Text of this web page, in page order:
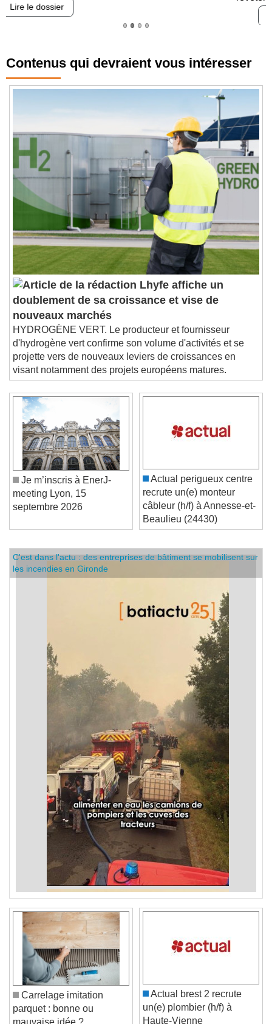
Contenus qui devraient vous intéresser
Lhyfe affiche un
doublement de sa croissance et vise de
nouveaux marchés
HYDROGÈNE VERT. Le producteur et fournisseur
d'hydrogène vert confirme son volume d'activités et se
projette vers de nouveaux leviers de croissances en
visant notamment des projets européens matures.
Je m’inscris à EnerJ-
meeting Lyon, 15
Actual perigueux centre
recrute un(e) monteur
câbleur (h/f) à Annesse-et-
Beaulieu (24430)
C'est dans l'actu : des entreprises de bâtiment se mobilisent sur
les incendies en Gironde
Carrelage imitation
parquet : bonne ou
Actual brest 2 recrute
un(e) plombier (h/f) à